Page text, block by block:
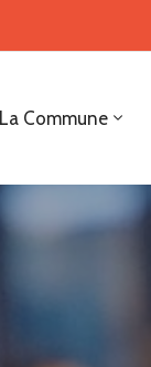
La Commune